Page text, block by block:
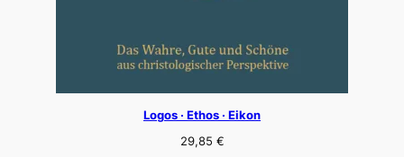
Logos · Ethos · Eikon
29,85 €